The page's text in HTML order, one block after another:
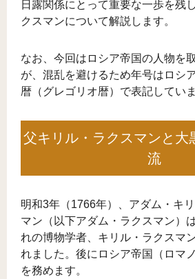
日露関係にとって重要な一歩を残
クスマンについて解説します。
なお、今回はロシア帝国の人物を
が、混乱を避けるため年号はロシ
暦（グレゴリオ暦）で表記していま
父キリル・ラクスマンと大
流
明和3年（1766年）、アダム・キ
マン（以下アダム・ラクスマン）
れの博物学者、キリル・ラクスマ
れました。後にロシア帝国（ロマ
を務めます。